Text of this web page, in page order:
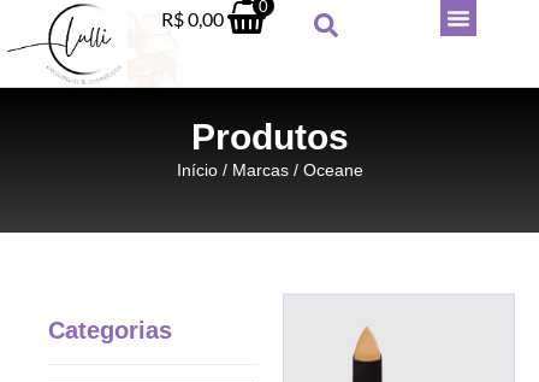
R$0,00
0
Produtos
Início/ Marcas / Oceane
Categorias